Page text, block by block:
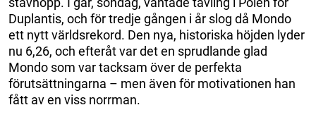
Duplantis, och för tredje gången i år slog då Mondo
ett nytt världsrekord. Den nya, historiska höjden lyder
nu 6,26, och efteråt var det en sprudlande glad
Mondo som var tacksam över de perfekta
förutsättningarna – men även för motivationen han
fått av en viss norrman.